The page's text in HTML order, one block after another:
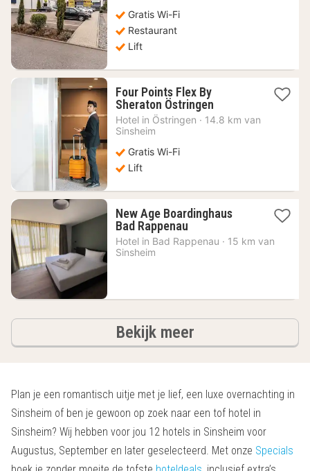
€
Gratis Wi-Fi
Restaurant
Lift
Four Points Flex By
Sheraton Östringen1
nacht
Hotel in Östringen · 14.8 km van
Sinsheim
Gratis Wi-Fi
Lift
New Age Boardinghaus
Bad Rappenau1
nacht
vanaf
Hotel in Bad Rappenau · 15 km van
Sinsheim
Bekijk meerhotels
Plan je een romantisch uitje met je lief, een luxe overnachting in
Sinsheim of ben je gewoon op zoek naar een tof hotel in
Sinsheim? Wij hebben voor jou 12 hotels in Sinsheim voor
Augustus, September en later geselecteerd. Met onze Specials